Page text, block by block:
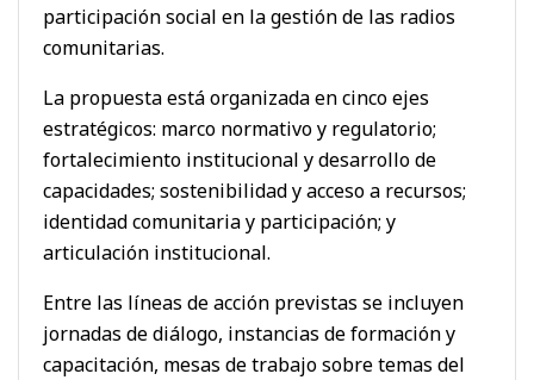
participación social en la gestión de las radios
comunitarias.
La propuesta está organizada en cinco ejes
estratégicos: marco normativo y regulatorio;
fortalecimiento institucional y desarrollo de
capacidades; sostenibilidad y acceso a recursos;
identidad comunitaria y participación; y
articulación institucional.
Entre las líneas de acción previstas se incluyen
jornadas de diálogo, instancias de formación y
capacitación, mesas de trabajo sobre temas del